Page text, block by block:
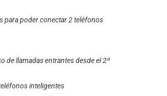
para poder conectar 2 teléfonos
de llamadas entrantes desde el 2º
inteligentes